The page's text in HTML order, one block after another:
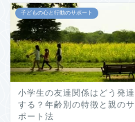
子どもの心と行動のサポート
小学生の友達関係はどう発達
する？年齢別の特徴と親のサ
ポート法